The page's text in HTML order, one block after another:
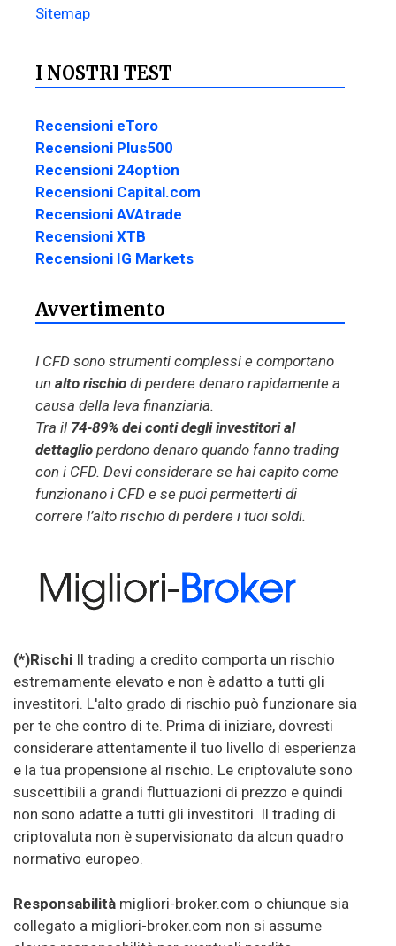
Sitemap
I NOSTRI TEST
Recensioni eToro
Recensioni Plus500
Recensioni 24option
Recensioni Capital.com
Recensioni AVAtrade
Recensioni XTB
Recensioni IG Markets
Avvertimento
I CFD sono strumenti complessi e comportano
un alto rischio di perdere denaro rapidamente a
causa della leva finanziaria.
Tra il 74-89% dei conti degli investitori al
dettaglio perdono denaro quando fanno trading
con i CFD. Devi considerare se hai capito come
funzionano i CFD e se puoi permetterti di
correre l’alto rischio di perdere i tuoi soldi.
(*)Rischi Il trading a credito comporta un rischio
estremamente elevato e non è adatto a tutti gli
investitori. L'alto grado di rischio può funzionare sia
per te che contro di te. Prima di iniziare, dovresti
considerare attentamente il tuo livello di esperienza
e la tua propensione al rischio. Le criptovalute sono
suscettibili a grandi fluttuazioni di prezzo e quindi
non sono adatte a tutti gli investitori. Il trading di
criptovaluta non è supervisionato da alcun quadro
normativo europeo.
Responsabilità migliori-broker.com o chiunque sia
collegato a migliori-broker.com non si assume